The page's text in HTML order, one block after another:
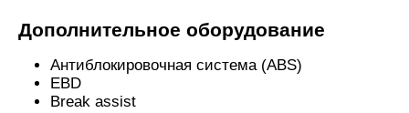
Дополнительное оборудование
Антиблокировочная система (ABS)
EBD
Break assist